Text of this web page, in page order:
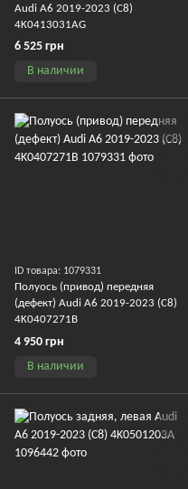
Audi A6 2019-2023 (C8)
4K0413031AG
6 525 грн
В наличии
ID товара: 1079331
Полуось (привод) передняя
(дефект) Audi A6 2019-2023 (C8)
4K0407271B
4 950 грн
В наличии